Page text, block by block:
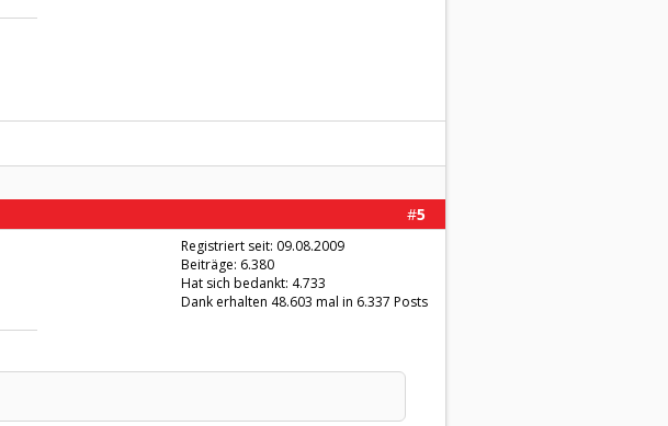
#5
Registriert seit: 09.08.2009
Beiträge: 6.380
Hat sich bedankt: 4.733
Dank erhalten 48.603 mal in 6.337 Posts